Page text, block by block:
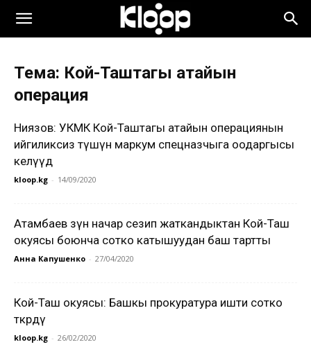
Тема: Кой-Таштагы атайын
операция
Ниязов: УКМК Кой-Таштагы атайын операциянын
ийгиликсиз өтүшүн маркум спецназчыга оодаргысы
келүүдө
kloop.kg - 14/09/2020
Атамбаев өзүн начар сезип жаткандыктан Кой-Таш
окуясы боюнча сотко катышуудан баш тартты
Анна Капушенко - 27/04/2020
Кой-Таш окуясы: Башкы прокуратура ишти сотко
өткөрдү
kloop.kg - 26/02/2020